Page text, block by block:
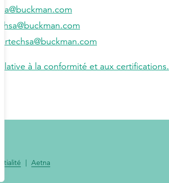
à la conformité et aux certifications.
| Aetna